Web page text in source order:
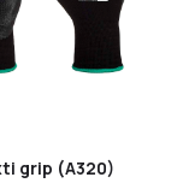
grip (A320)